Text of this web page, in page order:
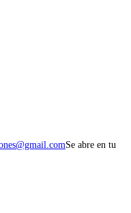
Se abre en tu